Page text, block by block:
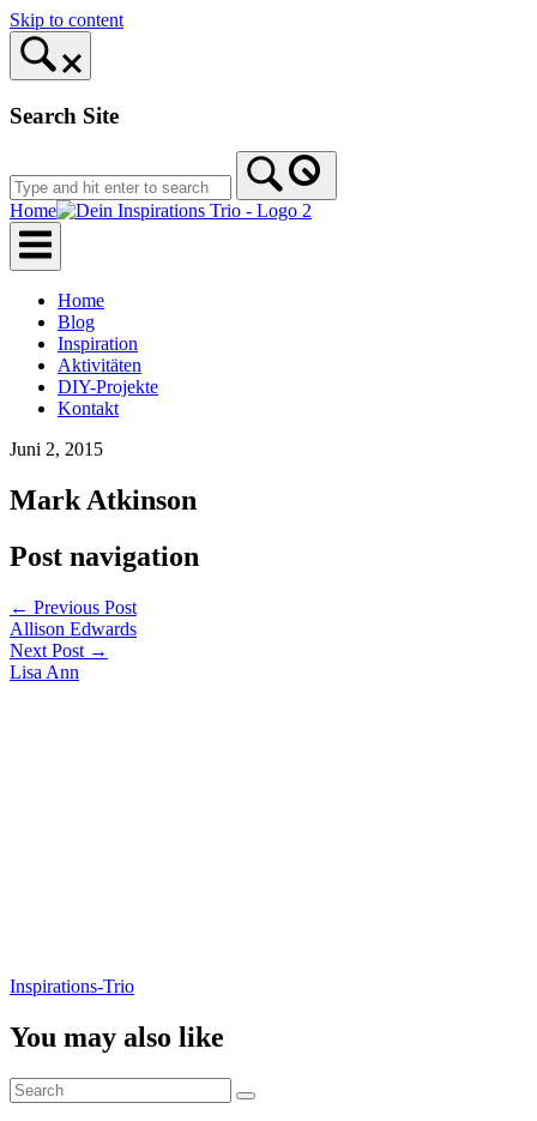
Skip to content
Search Site
Home
Home
Blog
Inspiration
Aktivitäten
DIY-Projekte
Kontakt
Juni 2, 2015
Mark Atkinson
Post navigation
← Previous Post
Allison Edwards
Next Post →
Lisa Ann
Inspirations-Trio
You may also like